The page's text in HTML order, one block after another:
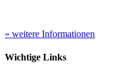
» weitere Informationen
Wichtige Links